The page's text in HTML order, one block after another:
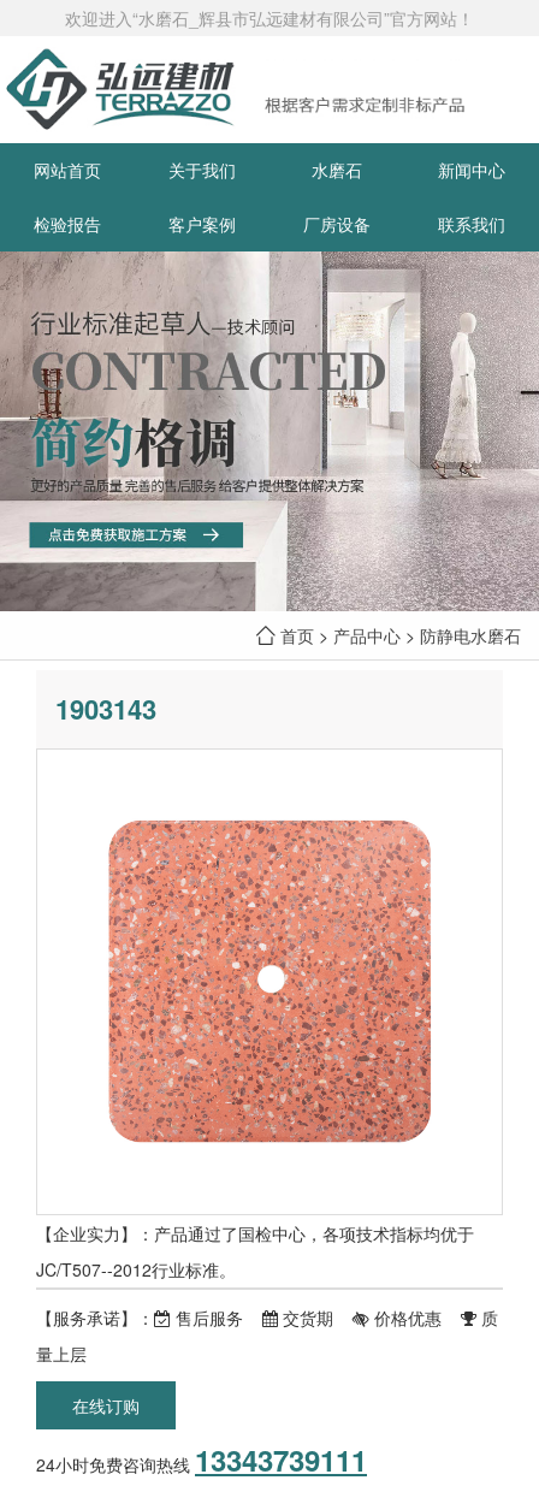
欢迎进入“水磨石_辉县市弘远建材有限公司”官方网站！
网站首页 关于我们 水磨石 新闻中心
检验报告 客户案例 厂房设备 联系我们
首页 > 产品中心 > 防静电水磨石
1903143
【企业实力】：产品通过了国检中心，各项技术指标均优于
JC/T507--2012行业标准。
【服务承诺】：
售后服务 交货期 价格优惠
质
量上层
在线订购
24小时免费咨询热线 13343739111